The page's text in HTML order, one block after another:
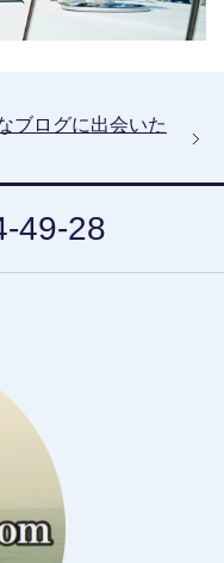
ブログに出会いた
49-28